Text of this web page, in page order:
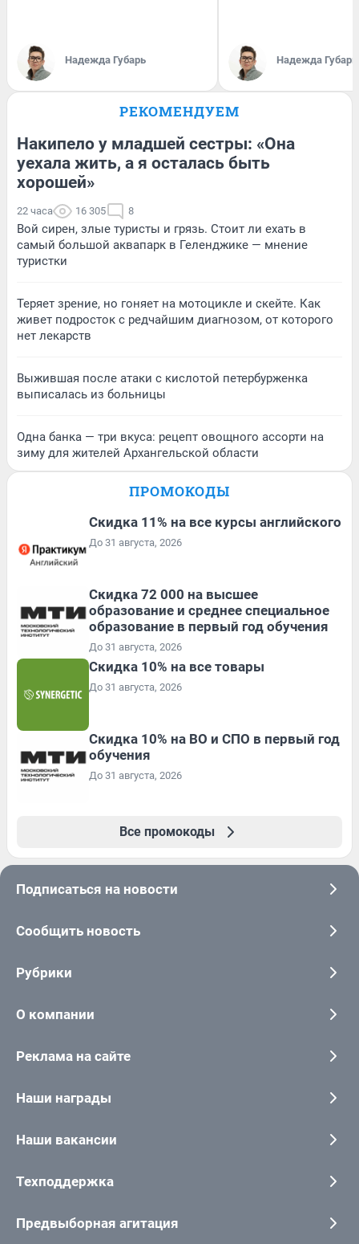
Надежда Губарь Надежда Губарь
РЕКОМЕНДУЕМ
Накипело у младшей сестры: «Она
уехала жить, а я осталась быть
хорошей»
22 часа 16 305 8
Вой сирен, злые туристы и грязь. Стоит ли ехать в
самый большой аквапарк в Геленджике — мнение
туристки
Теряет зрение, но гоняет на мотоцикле и скейте. Как
живет подросток с редчайшим диагнозом, от которого
нет лекарств
Выжившая после атаки с кислотой петербурженка
выписалась из больницы
Одна банка — три вкуса: рецепт овощного ассорти на
зиму для жителей Архангельской области
ПРОМОКОДЫ
Скидка 11% на все курсы английского
До 31 августа, 2026
Скидка 72 000 на высшее
образование и среднее специальное
образование в первый год обучения
До 31 августа, 2026
Скидка 10% на все товары
До 31 августа, 2026
Скидка 10% на ВО и СПО в первый год
обучения
До 31 августа, 2026
Все промокоды
Подписаться на новости
Сообщить новость
Рубрики
О компании
Реклама на сайте
Наши награды
Наши вакансии
Техподдержка
Предвыборная агитация